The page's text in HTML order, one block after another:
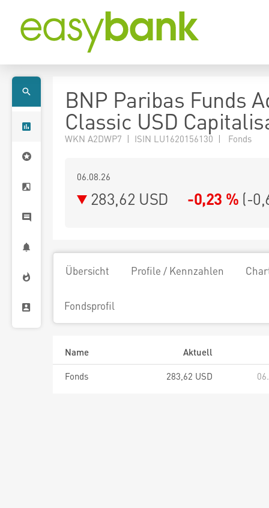
BNP Paribas Funds
Classic USD
WKN A2DWP7 | ISIN LU1620156130 | Fonds
06.08.26
283,62 USD -0,23 % (-
Übersicht Profile / Kennzahlen
Fondsprofil
Name
Aktuell
Fonds
283,62 USD